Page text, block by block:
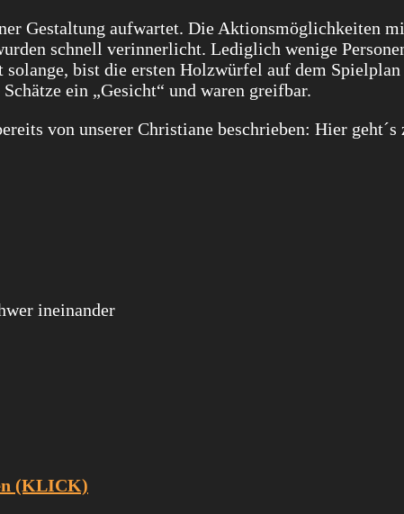
Gestaltung aufwartet. Die Aktionsmöglichkeiten
schnell verinnerlicht. Lediglich wenige
bist die ersten Holzwürfel auf dem Spielplan
ein „Gesicht“ und waren greifbar.
von unserer Christiane beschrieben: Hier geht´s
ineinander
(KLICK)